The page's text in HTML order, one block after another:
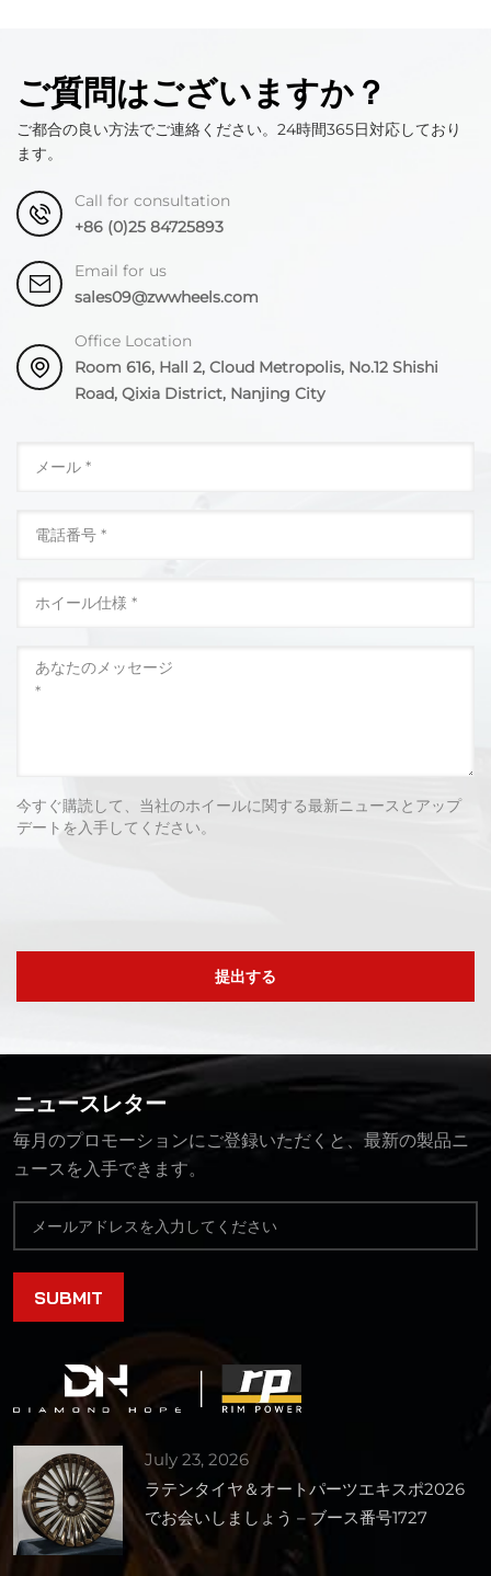
ご質問はございますか？
ご都合の良い方法でご連絡ください。24時間365日対応しており
ます。
Call for consultation
+86 (0)25 84725893
Email for us
sales09@zwwheels.com
Office Location
Room 616, Hall 2, Cloud Metropolis, No.12 Shishi
Road, Qixia District, Nanjing City
今すぐ購読して、当社のホイールに関する最新ニュースとアップ
デートを入手してください。
提出する
ニュースレター
毎月のプロモーションにご登録いただくと、最新の製品ニ
ュースを入手できます。
July 23, 2026
ラテンタイヤ＆オートパーツエキスポ2026
でお会いしましょう – ブース番号1727